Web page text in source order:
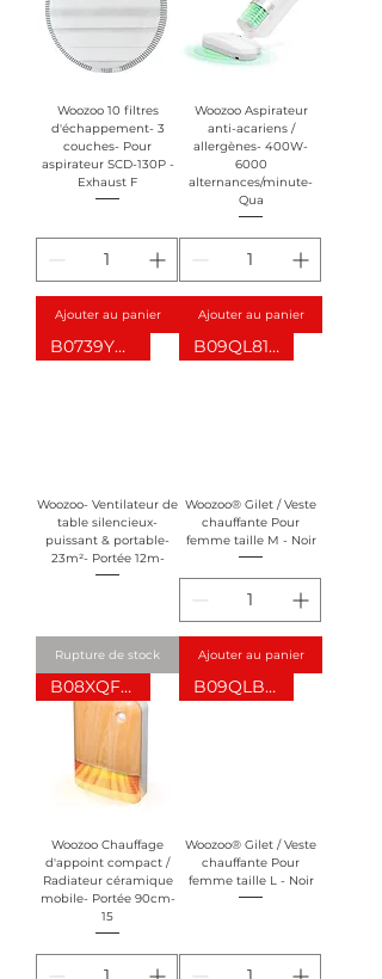
Woozoo 10 filtres
d'échappement- 3
couches- Pour
aspirateur SCD-130P -
Exhaust F
Ajouter au panier
Woozoo Aspirateur
anti-acariens /
allergènes- 400W-
6000
alternances/minute-
Qua
Ajouter au panier
B0739YN3RK
Woozoo- Ventilateur de
table silencieux-
puissant & portable-
23m²- Portée 12m-
Rupture de stock
B09QL81ZT4
Woozoo® Gilet / Veste
chauffante Pour
femme taille M - Noir
Ajouter au panier
B08XQFPGML
Woozoo Chauffage
d'appoint compact /
Radiateur céramique
mobile- Portée 90cm-
15
B09QLBPVW7
Woozoo® Gilet / Veste
chauffante Pour
femme taille L - Noir